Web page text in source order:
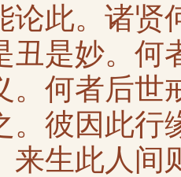
论此。诸贤
丑是妙。何
。何者后世
。彼因此行
来生此人间